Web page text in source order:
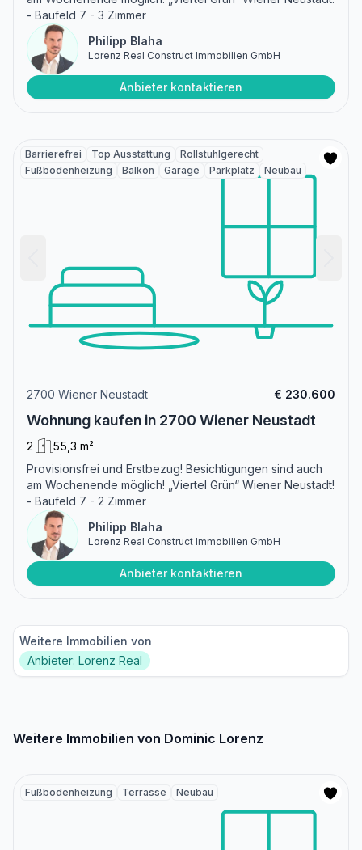
- Baufeld 7 - 3 Zimmer
Philipp Blaha
Lorenz Real Construct Immobilien GmbH
Anbieter kontaktieren
Barrierefrei Top Ausstattung
Rollstuhlgerecht
Fußbodenheizung
Balkon Garage Parkplatz Neubau
2700 Wiener Neustadt € 230.600
Wohnung kaufen in 2700 Wiener Neustadt
2
55,3 m²
Provisionsfrei und Erstbezug! Besichtigungen sind auch
am Wochenende möglich! „Viertel Grün“ Wiener Neustadt!
- Baufeld 7 - 2 Zimmer
Philipp Blaha
Lorenz Real Construct Immobilien GmbH
Anbieter kontaktieren
Weitere Immobilien von
Anbieter: Lorenz Real
Weitere Immobilien von Dominic Lorenz
Fußbodenheizung Terrasse Neubau